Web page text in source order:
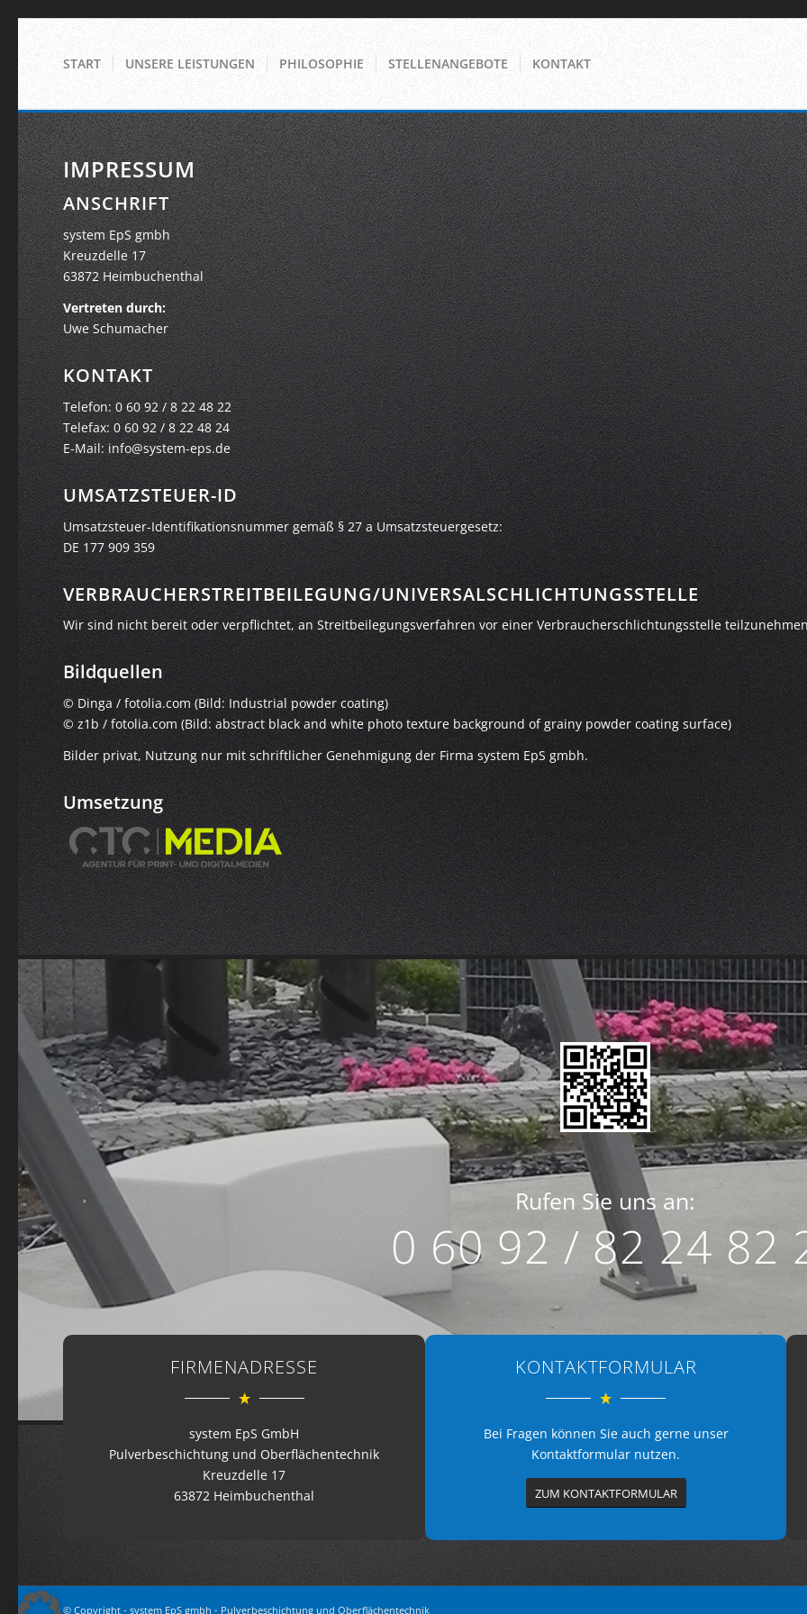
START UNSERE LEISTUNGEN PHILOSOPHIE STELLENANGEBOTE KONTAKT
IMPRESSUM
ANSCHRIFT
system EpS gmbh
Kreuzdelle 17
63872 Heimbuchenthal
Vertreten durch:
Uwe Schumacher
KONTAKT
Telefon: 0 60 92 / 8 22 48 22
Telefax: 0 60 92 / 8 22 48 24
E-Mail: info@system-eps.de
UMSATZSTEUER-ID
Umsatzsteuer-Identifikationsnummer gemäß § 27 a Umsatzsteuergesetz:
DE 177 909 359
VERBRAUCHER­STREIT­BEILEGUNG/UNIVERSAL­SCHLICHTUNGS­STELLE
Wir sind nicht bereit oder verpflichtet, an Streitbeilegungsverfahren vor einer Verbraucherschlichtungsstelle
Bildquellen
© Dinga / fotolia.com (Bild: Industrial powder coating)
© z1b / fotolia.com (Bild: abstract black and white photo texture background of grainy powder coating surface)
Bilder privat, Nutzung nur mit schriftlicher Genehmigung der Firma system EpS gmbh.
Umsetzung
Rufen Sie uns an:
0 60 92 / 82 24 82
FIRMENADRESSE
system EpS GmbH
Pulverbeschichtung und Oberflächentechnik
Kreuzdelle 17
63872 Heimbuchenthal
KONTAKTFORMULAR
Bei Fragen können Sie auch gerne unser
Kontaktformular nutzen.
ZUM KONTAKTFORMULAR
© Copyright - system EpS gmbh - Pulverbeschichtung und Oberflächentechnik